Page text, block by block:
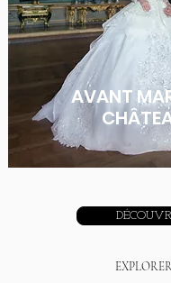
AVANT